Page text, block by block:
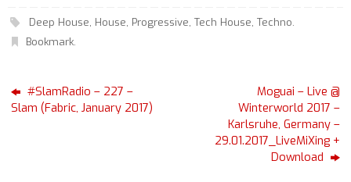
Deep House, House, Progressive, Tech House, Techno.
Bookmark.
#SlamRadio – 227 –
Slam (Fabric, January 2017)
Moguai – Live @
Winterworld 2017 –
Karlsruhe, Germany –
29.01.2017_LiveMiXing +
Download